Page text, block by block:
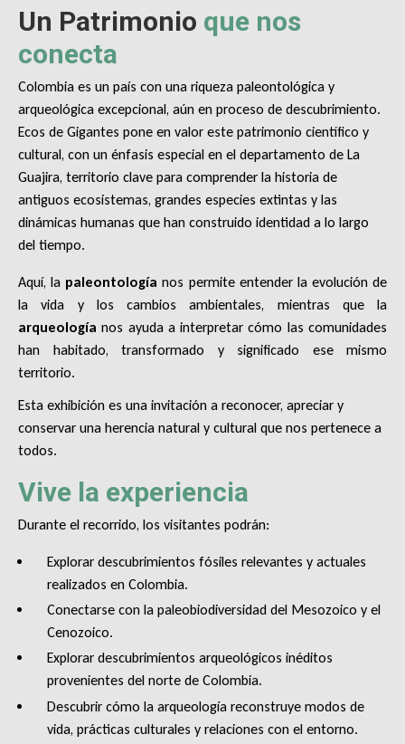
Un Patrimonio que nos
conecta
Colombia es un país con una riqueza paleontológica y
arqueológica excepcional, aún en proceso de descubrimiento.
Ecos de Gigantes pone en valor este patrimonio científico y
cultural, con un énfasis especial en el departamento de La
Guajira, territorio clave para comprender la historia de
antiguos ecosistemas, grandes especies extintas y las
dinámicas humanas que han construido identidad a lo largo
del tiempo.
Aquí, la paleontología nos permite entender la evolución de
la vida y los cambios ambientales, mientras que la
arqueología nos ayuda a interpretar cómo las comunidades
han habitado, transformado y significado ese mismo
territorio.
Esta exhibición es una invitación a reconocer, apreciar y
conservar una herencia natural y cultural que nos pertenece a
todos.
Vive la experiencia
Durante el recorrido, los visitantes podrán:
Explorar descubrimientos fósiles relevantes y actuales
realizados en Colombia.
Conectarse con la paleobiodiversidad del Mesozoico y el
Cenozoico.
Explorar descubrimientos arqueológicos inéditos
provenientes del norte de Colombia.
Descubrir cómo la arqueología reconstruye modos de
vida, prácticas culturales y relaciones con el entorno.